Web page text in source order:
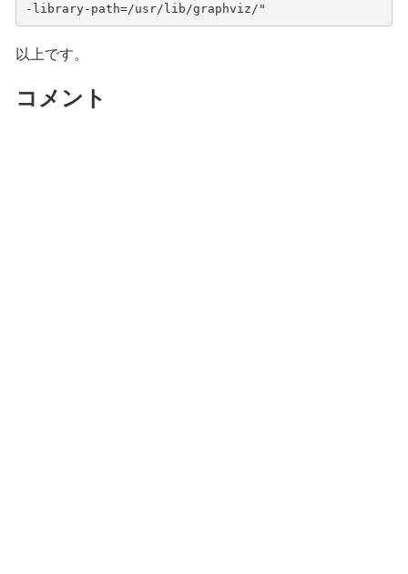
-library-path=/usr/lib/graphviz/"
以上です。
コメント